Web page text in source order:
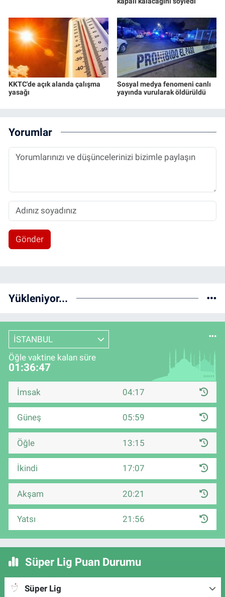
KKTC'de açık alanda çalışma
yasağı
Sosyal medya fenomeni canlı
yayında vurularak öldürüldü
Yorumlar
Gönder
Yükleniyor...
İSTANBUL
Öğle vaktine kalan süre
01:36:46
İmsak 04:17
Güneş 05:59
Öğle 13:15
İkindi 17:07
Akşam 20:21
Yatsı 21:56
Süper Lig Puan Durumu
Süper Lig